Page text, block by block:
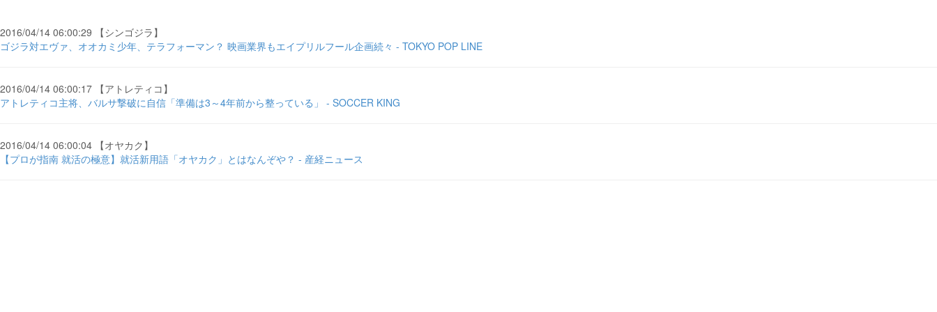
2016/04/14 06:00:29 【シンゴジラ】
ゴジラ対エヴァ、オオカミ少年、テラフォーマン？ 映画業界もエイプリルフール企画続々 - TOKYO POP LINE
2016/04/14 06:00:17 【アトレティコ】
アトレティコ主将、バルサ撃破に自信「準備は3～4年前から整っている」 - SOCCER KING
2016/04/14 06:00:04 【オヤカク】
【プロが指南 就活の極意】就活新用語「オヤカク」とはなんぞや？ - 産経ニュース